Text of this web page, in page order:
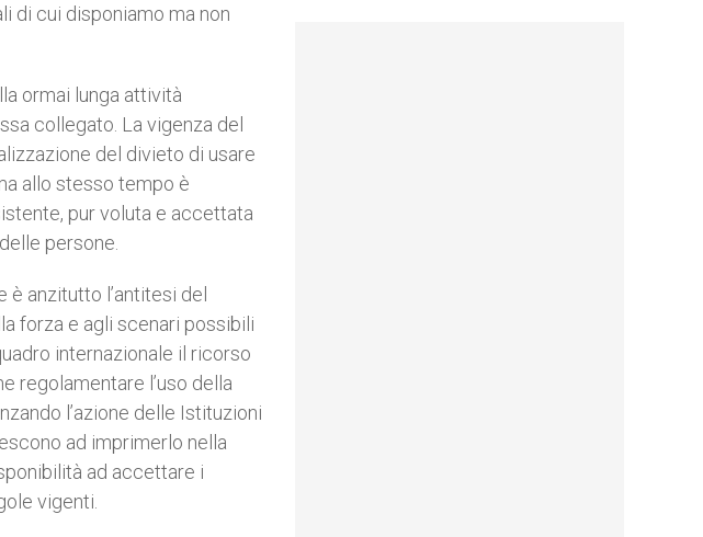
di cui disponiamo ma non
ormai lunga attività
collegato. La vigenza del
del divieto di usare
allo stesso tempo è
pur voluta e accettata
persone.
è anzitutto l’antitesi del
forza e agli scenari possibili
internazionale il ricorso
regolamentare l’uso della
l’azione delle Istituzioni
ad imprimerlo nella
ad accettare i
vigenti.